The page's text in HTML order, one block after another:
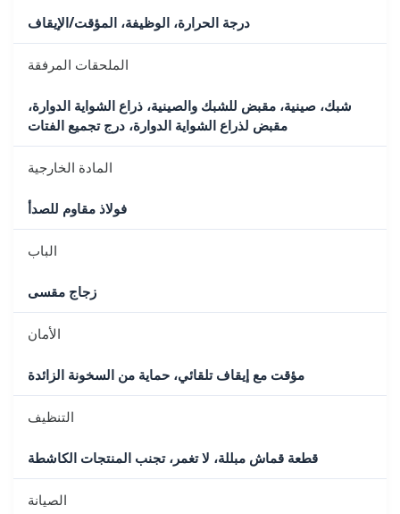
درجة الحرارة، الوظيفة، المؤقت/الإيقاف
الملحقات المرفقة
شبك، صينية، مقبض للشبك والصينية، ذراع الشواية الدوارة،
مقبض لذراع الشواية الدوارة، درج تجميع الفتات
المادة الخارجية
فولاذ مقاوم للصدأ
الباب
زجاج مقسى
الأمان
مؤقت مع إيقاف تلقائي، حماية من السخونة الزائدة
التنظيف
قطعة قماش مبللة، لا تغمر، تجنب المنتجات الكاشطة
الصيانة